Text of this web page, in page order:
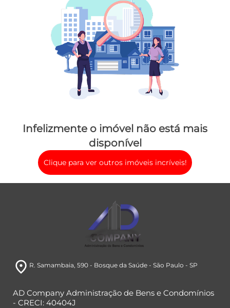
Infelizmente o imóvel não está mais
disponível
Clique para ver outros imóveis incríveis!
room R. Samambaia, 590- Bosque da Saúde- São Paulo - SP
AD Company Administração de Bens e Condomínios
- CRECI: 40404J